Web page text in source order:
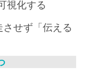
視化する
せず「伝える